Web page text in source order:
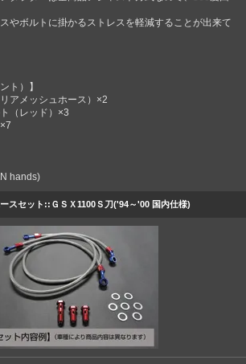
ルトに掛かるストレスを軽減することが出来て
ト）】
メッシュホース）×2
レッド）×3
hands)
スセット::ＧＳＸ1100Ｓ刀('94～'00 国内仕様)